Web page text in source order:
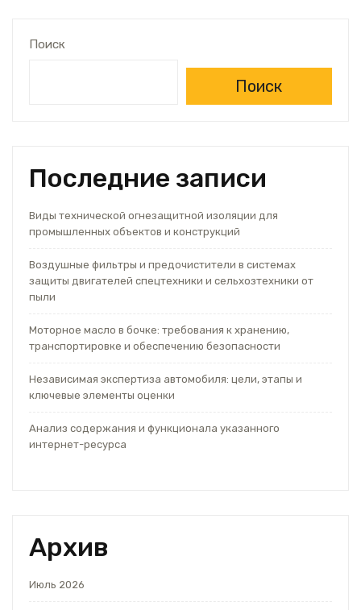
Поиск
Поиск
Последние записи
Виды технической огнезащитной изоляции для
промышленных объектов и конструкций
Воздушные фильтры и предочистители в системах
защиты двигателей спецтехники и сельхозтехники от
пыли
Моторное масло в бочке: требования к хранению,
транспортировке и обеспечению безопасности
Независимая экспертиза автомобиля: цели, этапы и
ключевые элементы оценки
Анализ содержания и функционала указанного
интернет-ресурса
Архив
Июль 2026